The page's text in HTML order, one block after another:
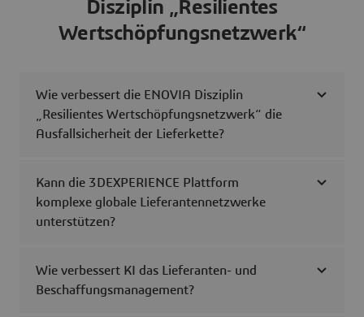
Disziplin „Resilientes
Wertschöpfungsnetzwerk“
Wie verbessert die ENOVIA Disziplin
„Resilientes Wertschöpfungsnetzwerk“ die
Ausfallsicherheit der Lieferkette?
Kann die 3DEXPERIENCE Plattform
komplexe globale Lieferantennetzwerke
unterstützen?
Wie verbessert KI das Lieferanten- und
Beschaffungsmanagement?